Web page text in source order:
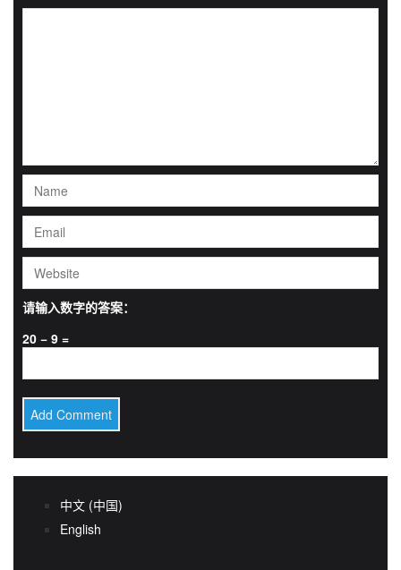
请输入数字的答案：
20 − 9 =
中文 (中国)
English